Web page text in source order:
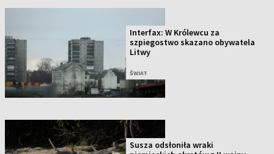
Interfax: W Królewcu za
szpiegostwo skazano obywatela
Litwy
ŚWIAT
Susza odsłoniła wraki